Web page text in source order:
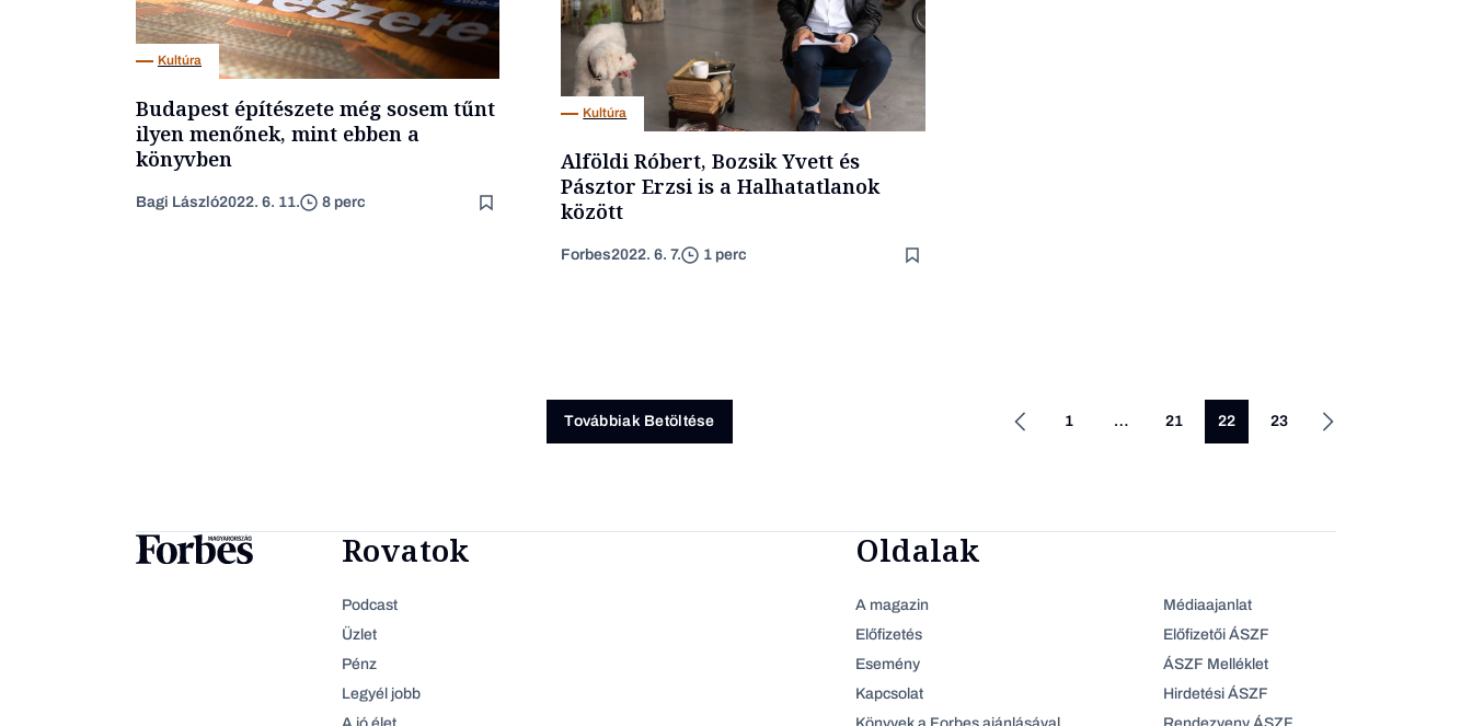
Kultúra
Budapest építészete még sosem tűnt
ilyen menőnek, mint ebben a
könyvben
Bagi László2022. 6. 11. 8 perc
Kultúra
Alföldi Róbert, Bozsik Yvett és
Pásztor Erzsi is a Halhatatlanok
között
Forbes2022. 6. 7. 1 perc
Továbbiak Betöltése 1 … 21 22 23
Rovatok
Podcast
Üzlet
Pénz
Legyél jobb
Oldalak
A magazin
Előfizetés
Esemény
Kapcsolat
Médiaajanlat
Előfizetői ÁSZF
ÁSZF Melléklet
Hirdetési ÁSZF